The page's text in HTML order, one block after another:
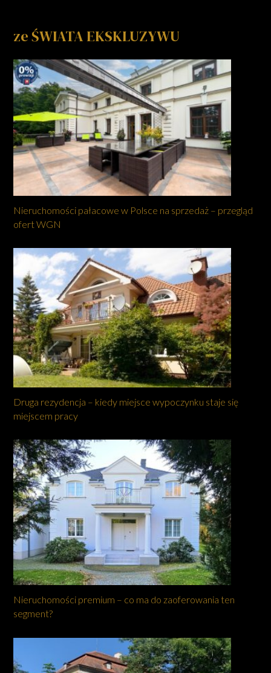
ze ŚWIATA EKSKLUZYWU
Nieruchomości pałacowe w Polsce na sprzedaż – przegląd
ofert WGN
Druga rezydencja – kiedy miejsce wypoczynku staje się
miejscem pracy
Nieruchomości premium – co ma do zaoferowania ten
segment?